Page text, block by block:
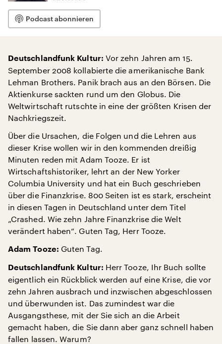
Podcast abonnieren
Deutschlandfunk Kultur: Vor zehn Jahren am 15.
September 2008 kollabierte die amerikanische Bank
Lehman Brothers. Panik brach aus an den Börsen. Die
Aktienkurse sackten rund um den Globus. Die
Weltwirtschaft rutschte in eine der größten Krisen der
Nachkriegszeit.
Über die Ursachen, die Folgen und die Lehren aus
dieser Krise wollen wir in den kommenden dreißig
Minuten reden mit Adam Tooze. Er ist
Wirtschaftshistoriker, lehrt an der New Yorker
Columbia University und hat ein Buch geschrieben
über die Finanzkrise. 800 Seiten ist es stark, erscheint
in diesen Tagen in Deutschland unter dem Titel
„Crashed. Wie zehn Jahre Finanzkrise die Welt
verändert haben“. Guten Tag, Herr Tooze.
Adam Tooze: Guten Tag.
Deutschlandfunk Kultur: Herr Tooze, Ihr Buch sollte
eigentlich ein Rückblick werden auf eine Krise, die vor
zehn Jahren ausbrach und inzwischen abgeschlossen
und überwunden ist. Das zumindest war die
Ausgangsthese, mit der Sie sich an die Arbeit
gemacht haben, die Sie dann aber ganz schnell haben
fallen lassen. Warum?